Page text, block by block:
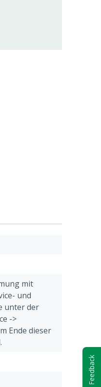
mit
und
unter der
->
Ende dieser
Feedback